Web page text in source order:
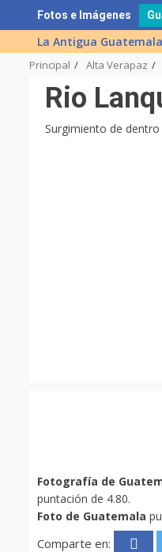
to
content
Fotos e Imágenes
La Antigua Guatemala
Principal Alta Verapaz
Rio
Surgimiento de
Fotografía de
puntación de 4.80.
Foto de Guatemala
Comparte en: